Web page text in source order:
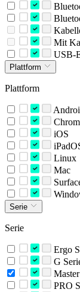
Mit
USB-
Plattform
Plattform
iOS
Linux
Mac
Serie
Serie
Ergo
G
PRO